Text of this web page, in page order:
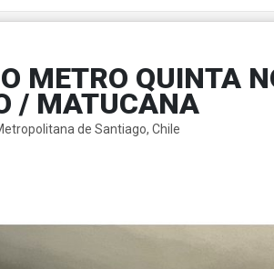
METRO QUINTA
/ MATUCANA
de Santiago, Chile